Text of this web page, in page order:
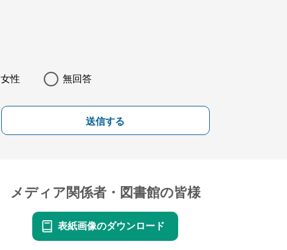
女性 無回答
送信する
メディア関係者・図書館の皆様
表紙画像のダウンロード